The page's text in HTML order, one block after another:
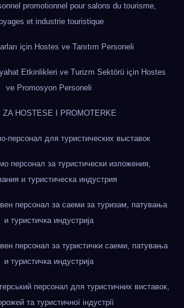
promotionnel pour salons du tourisme,
et industrie touristique
için Hostes ve Tanıtım Personeli
Etkinlikleri ve Turizm Sektörü için Hostes
ve Promosyon Personeli
ZA HOSTESE I PROMOTERKE
персонал для туристических выставок
персонал за туристически изложения,
и туристическа индустрия
персонал за саеми за туризам, патувања
и туристичка индустрија
персонал за туристички саеми, патувања
и туристичка индустрија
персонал для туристичних виставок,
та туристичної індустрії